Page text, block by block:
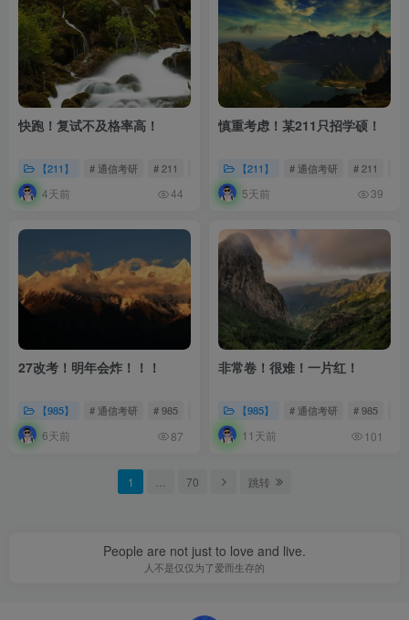
快跑！复试不及格率高！
【211】 # 通信考研 # 211 # 择校分析
4天前 44
慎重考虑！某211只招学硕！
【211】 # 通信考研 # 211
5天前 39
27改考！明年会炸！！！
【985】 # 通信考研 # 985 # 择校分析
6天前 87
非常卷！很难！一片红！
【985】 # 通信考研 # 985
11天前 101
1 70 跳转
People are not just to love and live.
人不是仅仅为了爱而生存的